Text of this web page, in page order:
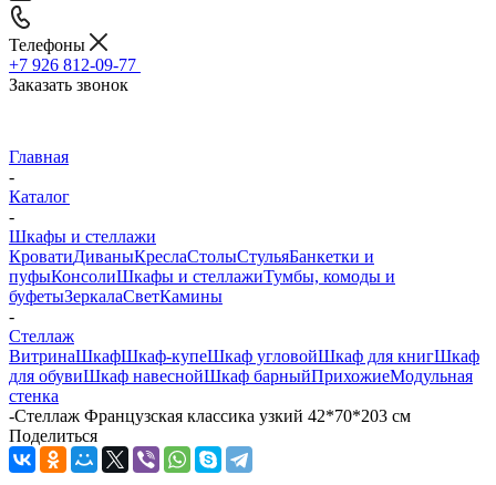
Телефоны
+7 926 812-09-77
Заказать звонок
Главная
-
Каталог
-
Шкафы и стеллажи
КроватиДиваныКреслаСтолыСтульяБанкетки и
пуфыКонсолиШкафы и стеллажиТумбы, комоды и
буфетыЗеркалаСветКамины
-
Стеллаж
ВитринаШкафШкаф-купеШкаф угловойШкаф для книгШкаф
для обувиШкаф навеснойШкаф барныйПрихожиеМодульная
стенка
-Стеллаж Французская классика узкий 42*70*203 см
Поделиться